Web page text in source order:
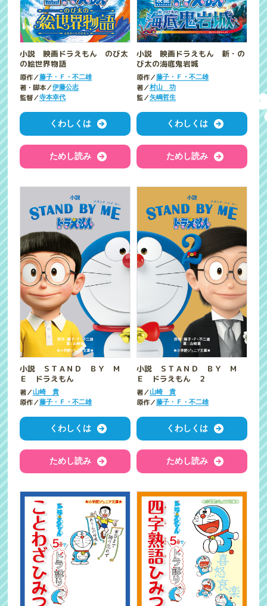
小説 映画ドラえもん のび太
の絵世界物語
原作／藤子・Ｆ・不二雄
著・脚本／伊藤公志
監督／寺本幸代
くわしくは
ためし読み
小説 映画ドラえもん 新・の
び太の海底鬼岩城
原作／藤子・Ｆ・不二雄
著／村山 功
監／矢嶋哲生
くわしくは
ためし読み
小説 ＳＴＡＮＤ ＢＹ Ｍ
Ｅ ドラえもん
著／山崎 貴
原作／藤子・Ｆ・不二雄
くわしくは
ためし読み
小説 ＳＴＡＮＤ ＢＹ Ｍ
Ｅ ドラえもん ２
著／山崎 貴
原作／藤子・Ｆ・不二雄
くわしくは
ためし読み